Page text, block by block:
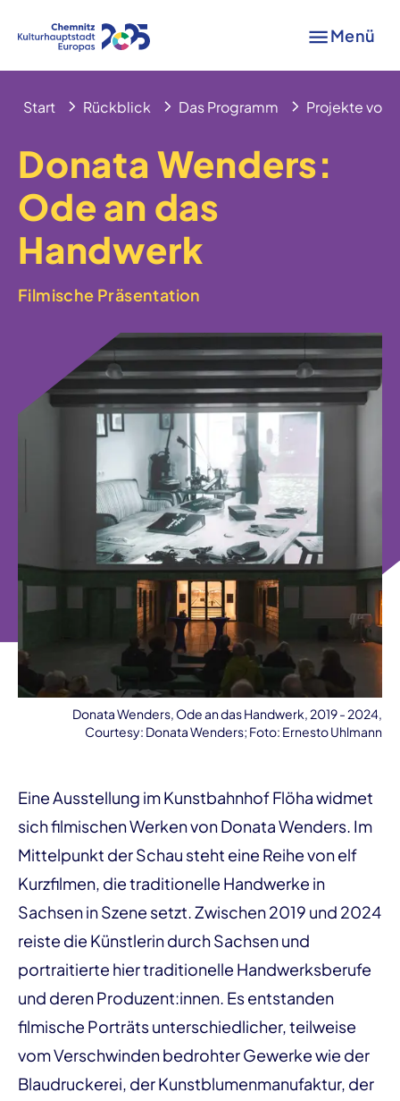
Menü
Start Rückblick Das Programm Projekte von
Donata Wenders:
Ode an das
Handwerk
Filmische Präsentation
Donata Wenders, Ode an das Handwerk, 2019 - 2024,
Courtesy: Donata Wenders; Foto: Ernesto Uhlmann
Eine Ausstellung im Kunstbahnhof Flöha widmet
sich filmischen Werken von Donata Wenders. Im
Mittelpunkt der Schau steht eine Reihe von elf
Kurzfilmen, die traditionelle Handwerke in
Sachsen in Szene setzt. Zwischen 2019 und 2024
reiste die Künstlerin durch Sachsen und
portraitierte hier traditionelle Handwerksberufe
und deren Produzent:innen. Es entstanden
filmische Porträts unterschiedlicher, teilweise
vom Verschwinden bedrohter Gewerke wie der
Blaudruckerei, der Kunstblumenmanufaktur, der